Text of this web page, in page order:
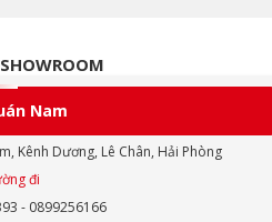
Nam
Kênh Dương, Lê Chân, Hải Phòng
đi
- 0899256166